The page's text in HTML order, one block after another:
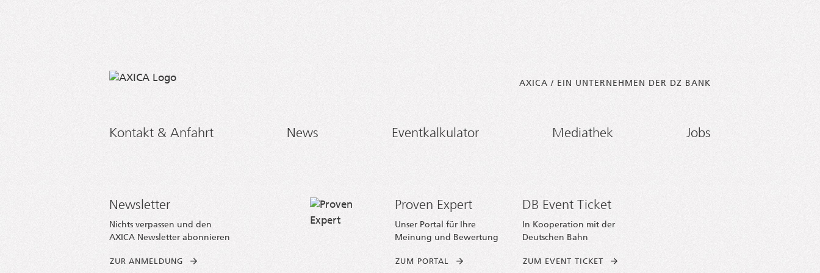
AXICA / EIN UNTERNEHMEN DER DZ BANK
Kontakt & Anfahrt News Eventkalkulator Mediathek Jobs
Newsletter
Nichts verpassen und den
AXICA Newsletter abonnieren
ZUR ANMELDUNG
Proven Expert
Unser Portal für Ihre
Meinung und Bewertung
ZUM PORTAL
DB Event Ticket
In Kooperation mit der
Deutschen Bahn
ZUM EVENT TICKET